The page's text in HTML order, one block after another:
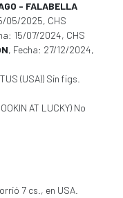
- FALABELLA
05/2025, CHS
15/07/2024, CHS
, Fecha: 27/12/2024,
(USA)) Sin figs.
AT LUCKY) No
7 cs., en USA.